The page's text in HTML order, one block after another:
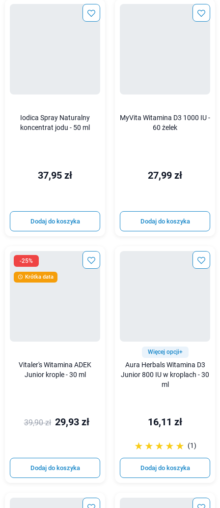
Iodica Spray Naturalny
koncentrat jodu - 50 ml
37,95 zł
Dodaj do koszyka
MyVita Witamina D3 1000 IU -
60 żelek
27,99 zł
Dodaj do koszyka
-25%
 Krótka data
Vitaler's Witamina ADEK
Junior krople - 30 ml
39,90 zł 29,93 zł
Dodaj do koszyka
Więcej opcji+
Aura Herbals Witamina D3
Junior 800 IU w kroplach - 30
ml
16,11 zł
☆☆☆☆☆
★★★★★ (1)
Dodaj do koszyka